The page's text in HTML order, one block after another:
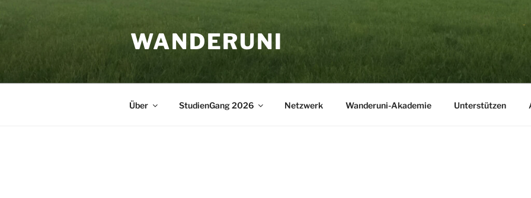
WANDERUNI
Über StudienGang 2026 Netzwerk Wanderuni-Akademie Unterstützen